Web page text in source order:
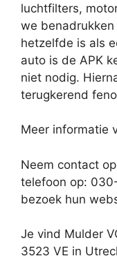
luchtfilters,
we
hetzelfde is als
auto is de APK
niet nodig.
terugkerend
Meer informatie
Neem contact
telefoon op:
bezoek hun
Je vind Mulder
3523 VE in